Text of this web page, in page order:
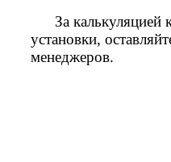
За калькуляцией
установки,
менеджеров.